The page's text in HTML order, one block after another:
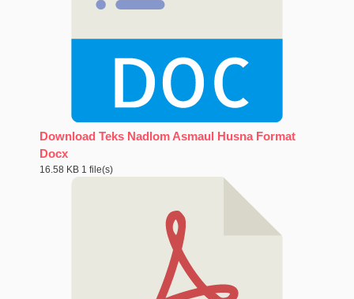
Download Teks Nadlom Asmaul Husna Format
Docx
16.58 KB 1 file(s)